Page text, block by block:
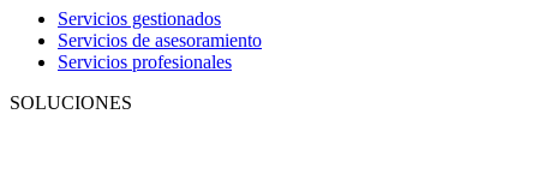
Servicios gestionados
Servicios de asesoramiento
Servicios profesionales
SOLUCIONES